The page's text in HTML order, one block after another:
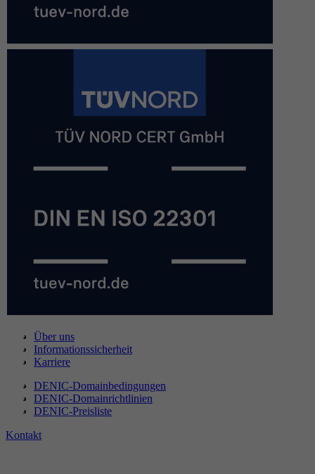
Über uns
Informationssicherheit
Karriere
DENIC-Domainbedingungen
DENIC-Domainrichtlinien
DENIC-Preisliste
Kontakt